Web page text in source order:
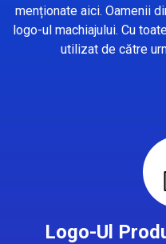
menționate aici. Oamenii
logo-ul machiajului. Cu
utilizat de către
Logo-Ul